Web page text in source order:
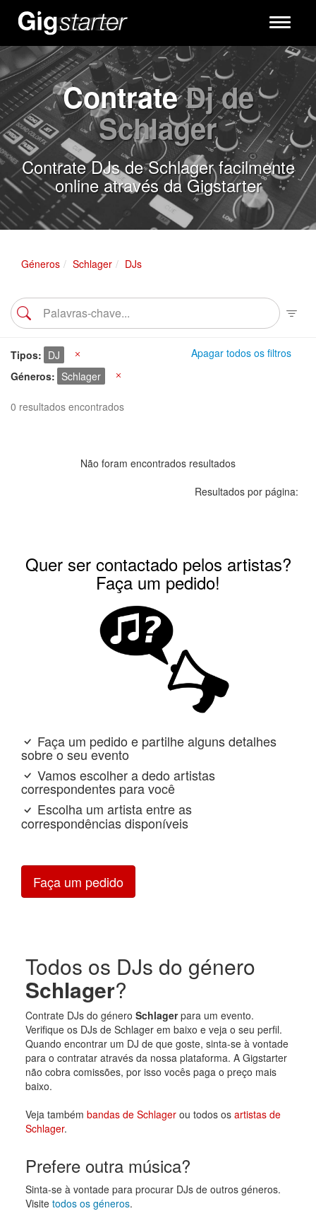
Toggle
ContrateDj de
Schlager
Contrate DJs de Schlager facilmente
online através da Gigstarter
Géneros Schlager DJs
Apagar todos os filtros
Tipos DJ
Géneros
Schlager
0 resultados encontrados
Não foram encontrados resultados
Resultados por página:
Quer ser contactado pelos artistas?
Faça um pedido!
Faça um pedido e partilhe alguns detalhes
sobre o seu evento
Vamos escolher a dedo artistas
correspondentes para você
Escolha um artista entre as
correspondências disponíveis
Faça um pedido
Todos os DJs do género
Schlager?
Contrate DJs do género Schlagerpara um evento.
Verifique os DJs de Schlager em baixo e veja o seu perfil.
Quando encontrar um DJ de que goste, sinta-se à vontade
para o contratar através da nossa plataforma. A Gigstarter
não cobra comissões, por isso vocês paga o preço mais
baixo.
Veja também bandas de Schlagerou todos os artistas de
Schlager.
Prefere outra música?
Sinta-se à vontade para procurar DJs de outros géneros.
Visite todos os géneros.